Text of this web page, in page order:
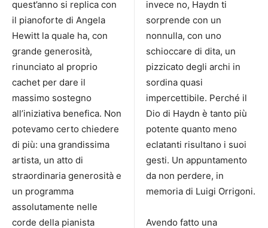
quest’anno si replica con
il pianoforte di Angela
Hewitt la quale ha, con
grande generosità,
rinunciato al proprio
cachet per dare il
massimo sostegno
all’iniziativa benefica. Non
potevamo certo chiedere
di più: una grandissima
artista, un atto di
straordinaria generosità e
un programma
assolutamente nelle
corde della pianista
invece no, Haydn ti
sorprende con un
nonnulla, con uno
schioccare di dita, un
pizzicato degli archi in
sordina quasi
impercettibile. Perché il
Dio di Haydn è tanto più
potente quanto meno
eclatanti risultano i suoi
gesti. Un appuntamento
da non perdere, in
memoria di Luigi Orrigoni.
Avendo fatto una